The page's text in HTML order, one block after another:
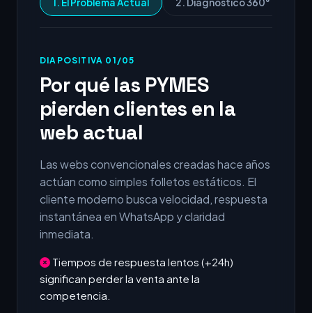
1. El Problema Actual 2. Diagnóstico 360°
DIAPOSITIVA 01/05
Por qué las PYMES
pierden clientes en la
web actual
Las webs convencionales creadas hace años
actúan como simples folletos estáticos. El
cliente moderno busca velocidad, respuesta
instantánea en WhatsApp y claridad
inmediata.
Tiempos de respuesta lentos (+24h)
significan perder la venta ante la
competencia.